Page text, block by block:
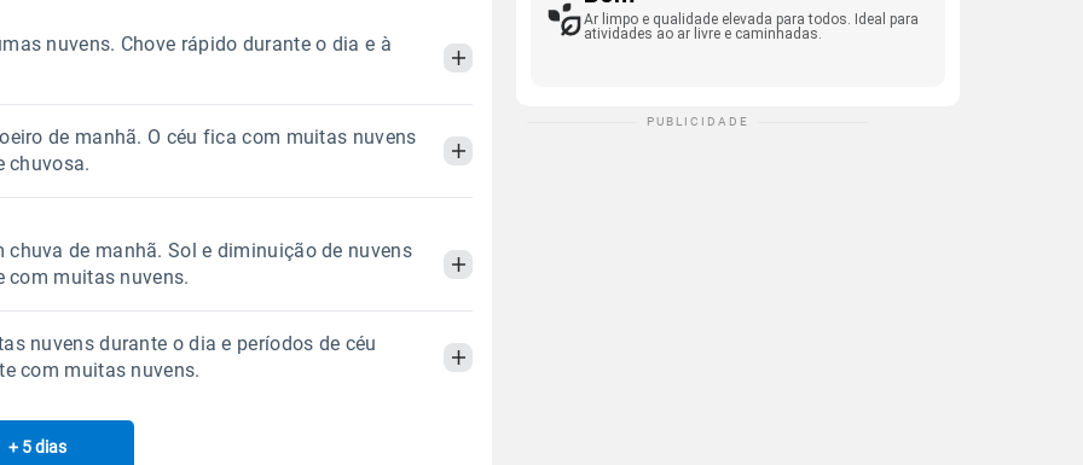
nuvens. Chove rápido durante o dia e à
Manhã
11.1mm
84% de chance
86%
07:03h às 18:01h
Minguante
de manhã. O céu fica com muitas nuvens
chuvosa.
Tarde Noite
Chuva
0.3mm
69% de chance
Umidade do ar
07:03h às 18:01h
chuva de manhã. Sol e diminuição de nuvens
com muitas nuvens.
Noite
Chuva
nuvens durante o dia e períodos de céu
com muitas nuvens.
ManhãTarde
+ 5 dias
Ar limpo e qualidade elevada para todos. Ideal para
atividades ao ar livre e caminhadas.